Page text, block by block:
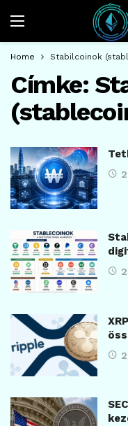
Home Stabilcoinok
Címke: